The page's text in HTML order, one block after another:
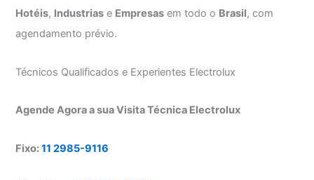
Hotéis, Industrias e Empresas em todo o Brasil, com
agendamento prévio.
Técnicos Qualificados e Experientes Electrolux
Agende Agora a sua Visita Técnica Electrolux
Fixo:11 2985-9116